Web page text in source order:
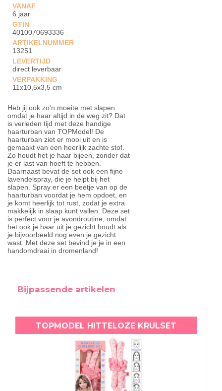
VANAF
6 jaar
GTIN
4010070693336
ARTIKELNUMMER
13251
LEVERTIJD
direct leverbaar
VERPAKKING
11x10,5x3,5 cm
Heb jij ook zo'n moeite met slapen
omdat je haar altijd in de weg zit? Dat
is verleden tijd met deze handige
haarturban van TOPModel! De
haarturban ziet er mooi uit en is
gemaakt van een heerlijk zachte stof.
Zo houdt het je haar bijeen, zonder dat
je er last van hoeft te hebben.
Daarnaast bevat de set ook een fijne
lavendelspray, die je helpt bij het
slapen. Spray er een beetje van op de
haarturban voordat je hem opdoet, en
je komt heerlijk tot rust, zodat je extra
makkelijk in slaap kunt vallen. Deze set
is perfect voor je avondroutine, omdat
het ook je haar uit je gezicht houdt als
je bijvoorbeeld nog even je gezicht
wast. Met deze set bevind je je in een
handomdraai in dromenland!
Bijpassende artikelen
TOPMODEL HITTELOZE KRULSET